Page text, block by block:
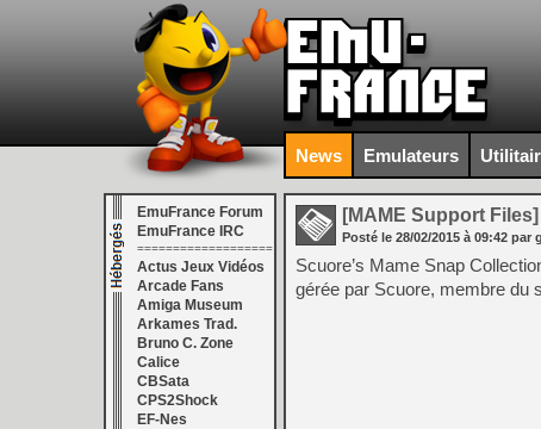
News Emulateurs
EmuFrance Forum
EmuFrance IRC
===================
Actus Jeux Vidéos
Arcade Fans
Amiga Museum
Arkames Trad.
Bruno C. Zone
Calice
CBSata
CPS2Shock
EF-Nes
[MAME Support Files]
Posté le 28/02/2015 à 09:42 par
Scuore’s Mame Snap
gérée par Scuore, membre du